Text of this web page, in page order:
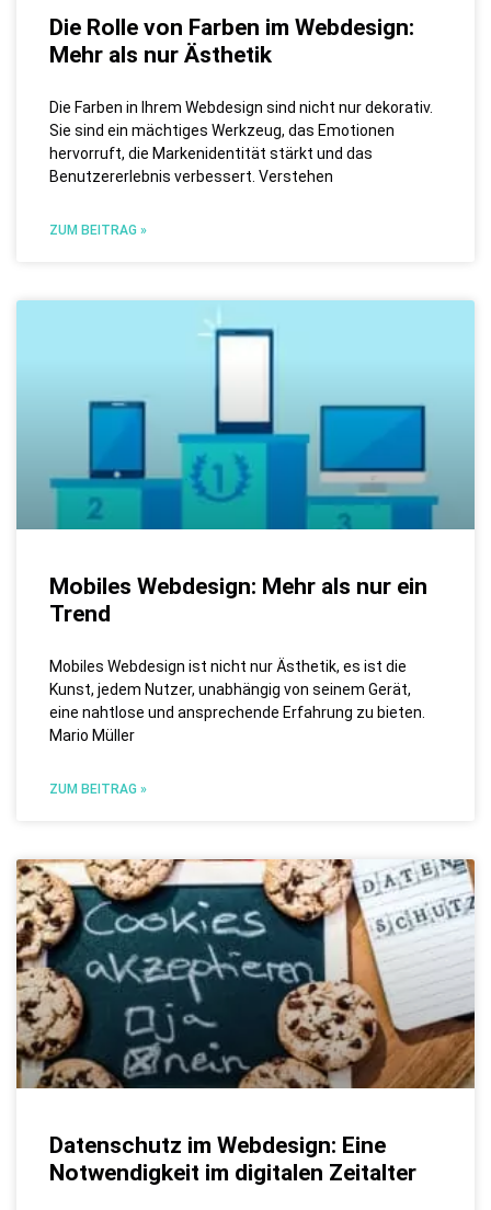
Die Rolle von Farben im Webdesign:
Mehr als nur Ästhetik
Die Farben in Ihrem Webdesign sind nicht nur dekorativ.
Sie sind ein mächtiges Werkzeug, das Emotionen
hervorruft, die Markenidentität stärkt und das
Benutzererlebnis verbessert. Verstehen
ZUM BEITRAG »
Mobiles Webdesign: Mehr als nur ein
Trend
Mobiles Webdesign ist nicht nur Ästhetik, es ist die
Kunst, jedem Nutzer, unabhängig von seinem Gerät,
eine nahtlose und ansprechende Erfahrung zu bieten.
Mario Müller
ZUM BEITRAG »
Datenschutz im Webdesign: Eine
Notwendigkeit im digitalen Zeitalter